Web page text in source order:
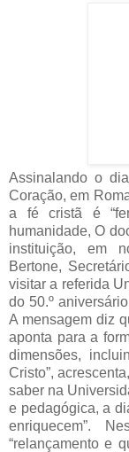
Assinalando o
Coração, em
a fé cristã é
humanidade, O
instituição, em
Bertone,
visitar a referida
do 50.º
A mensagem diz
aponta para a
dimensões,
Cristo”,
saber na
e pedagógica, a
enriquecem”.
“relançamento e